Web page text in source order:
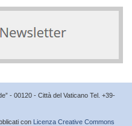
- 00120 - Città del Vaticano Tel. +39-
con Licenza Creative Commons